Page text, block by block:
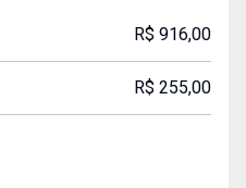
R$ 916,00
R$ 255,00